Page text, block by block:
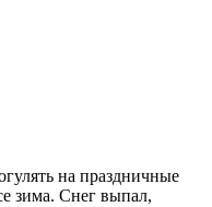
на праздничные
зима. Снег выпал,